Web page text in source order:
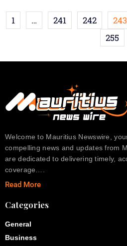
1 … 241 242 243
255
Welcome to Mauritius Newswire,
compelling news and updates from
are dedicated to delivering timely,
coverage….
Read More
Categories
General
Business